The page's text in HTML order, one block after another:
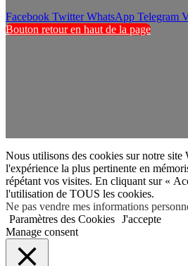
Facebook Twitter WhatsApp Telegram
Bouton retour en haut de la page
Nous utilisons des cookies sur notre
l'expérience la plus pertinente en
répétant vos visites. En cliquant sur «
l'utilisation de TOUS les cookies.
Ne pas vendre mes informations
Paramètres des Cookies J'accepte
Manage consent